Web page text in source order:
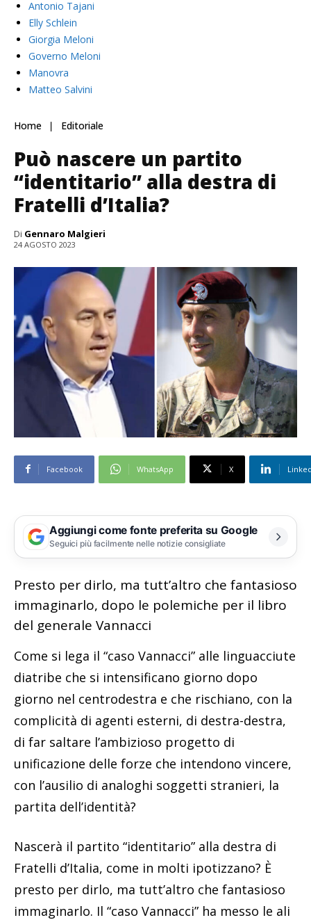
Antonio Tajani
Elly Schlein
Giorgia Meloni
Governo Meloni
Manovra
Matteo Salvini
Home Editoriale
Può nascere un partito
“identitario” alla destra di
Fratelli d’Italia?
Di Gennaro Malgieri
24 AGOSTO 2023
Facebook WhatsApp X
Aggiungi come fonte preferita su Google
Seguici più facilmente nelle notizie consigliate
Presto per dirlo, ma tutt’altro che fantasioso
immaginarlo, dopo le polemiche per il libro
del generale Vannacci
Come si lega il “caso Vannacci” alle linguacciute
diatribe che si intensificano giorno dopo
giorno nel centrodestra e che rischiano, con la
complicità di agenti esterni, di destra-destra,
di far saltare l’ambizioso progetto di
unificazione delle forze che intendono vincere,
con l’ausilio di analoghi soggetti stranieri, la
partita dell’identità?
Nascerà il partito “identitario” alla destra di
Fratelli d’Italia, come in molti ipotizzano? È
presto per dirlo, ma tutt’altro che fantasioso
immaginarlo. Il “caso Vannacci” ha messo le ali